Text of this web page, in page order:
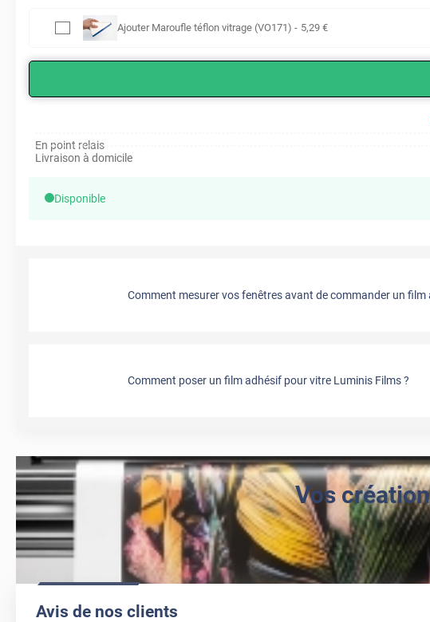
Ajouter Maroufle téflon vitrage (VO171) - 5,29 €
En point relais
Livraison à domicile
Disponible
Comment mesurer vos fenêtres avant de commander un film
Comment poser un film adhésif pour vitre Luminis Films ?
Vos
Avis de nos clients